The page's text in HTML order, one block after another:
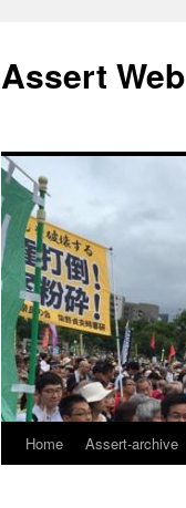
テ
ン
ス
キ
ッ
プ
Assert Web
Home Assert-archive